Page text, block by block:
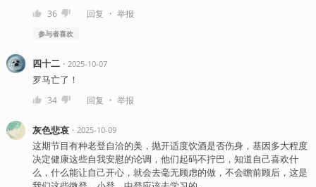
36 回复 ・ 举报
参与者喜欢
四十二・ 2025-10-07
罗马亡了！
34 回复 ・ 举报
灰色悲哀・ 2025-10-09
这期节目有种老登自洽的美，抛开适度饮酒是否伤身，基因多大程度
决定健康这些自我安慰的论调，他们起码不拧巴，知道自己喜欢什
么，什么能让自己开心，就会去毫无顾虑的做，不会瞻前顾后，这是